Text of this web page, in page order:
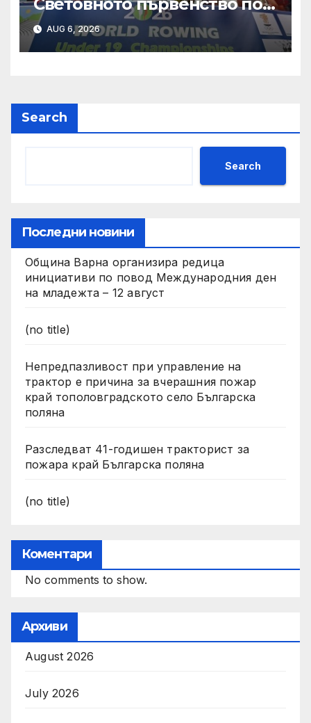
Световното първенство по
гребане
AUG 6, 2026
Search
Search
Последни новини
Община Варна организира редица
инициативи по повод Международния ден
на младежта – 12 август
(no title)
Непредпазливост при управление на
трактор е причина за вчерашния пожар
край тополовградското село Българска
поляна
Разследват 41-годишен тракторист за
пожара край Българска поляна
(no title)
Коментари
No comments to show.
Архиви
August 2026
July 2026